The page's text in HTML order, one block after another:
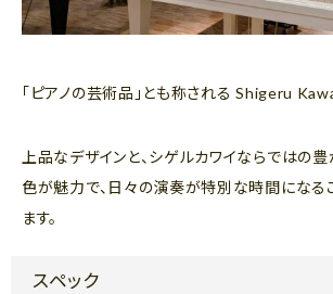
「ピアノの芸術品」とも称される Shigeru Kawai
上品なデザインと、シゲルカワイならではの
色が魅力で、日々の演奏が特別な時間になる
ます。
スペック